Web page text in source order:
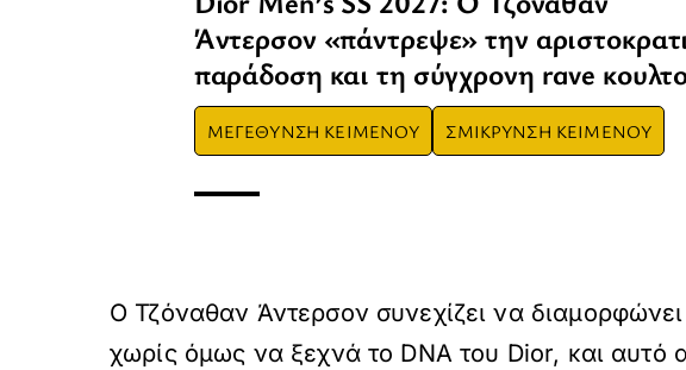
Άντερσον «πάντρεψε» την
παράδοση και τη σύγχρονη rave
ΜΕΓΕΘΥΝΣΗ ΚΕΙΜΕΝΟΥ ΣΜΙΚΡΥΝΣΗ ΚΕΙΜΕΝΟΥ
Ο Τζόναθαν Άντερσον συνεχίζει να
χωρίς όμως να ξεχνά το DNA του Dior, και αυτό